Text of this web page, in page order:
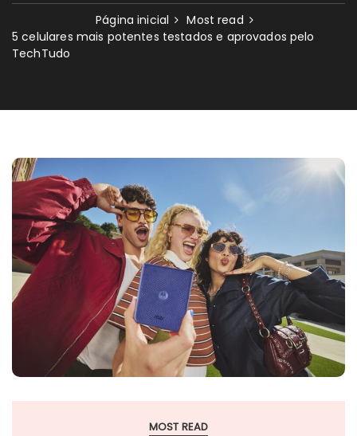
Página inicial
Most read
5 celulares mais potentes testados e aprovados pelo
TechTudo
MOST READ